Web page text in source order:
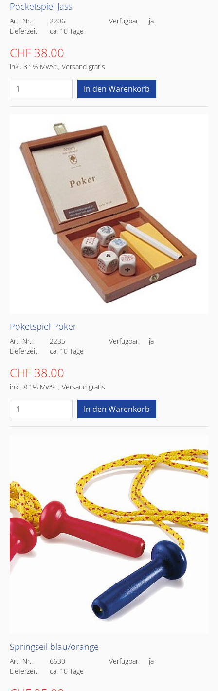
Pocketspiel Jass
Art.-Nr.: 2206 Verfügbar:
ja
Lieferzeit:
ca. 10 Tage
CHF 38.00
inkl. 8.1% MwSt., Versand gratis
Poketspiel Poker
Art.-Nr.: 2235 Verfügbar:
ja
Lieferzeit:
ca. 10 Tage
CHF 38.00
inkl. 8.1% MwSt., Versand gratis
Springseil blau/orange
Art.-Nr.: 6630 Verfügbar:
ja
Lieferzeit:
ca. 10 Tage